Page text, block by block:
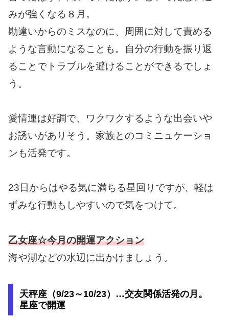
みが強くなる８月。
勘違いからのミスなのに、周囲に対して責める
ような言動になることも。自分の行動を振り返
ることでトラブルを避けることができるでしょ
う。
愛情運は好調で、ワクワクするような出会いや
お誘いがありそう。家族とのコミニュケーショ
ンも活発です。
23日からはやる気に満ちる星回りですが、軽は
ずみな行動もしやすいので気をつけて。
乙女座☆今月の開運アクション
海や湖などの水辺に出かけましょう。
天秤座（9/23～10/23）…交友関係活発の月。
星座で開運